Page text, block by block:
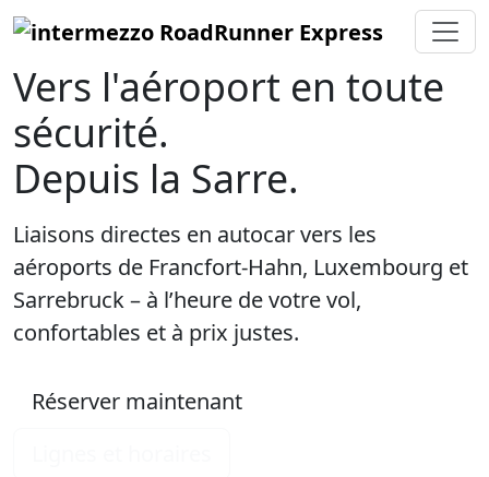
Vers l'aéroport en toute
sécurité.
Depuis la Sarre.
Liaisons directes en autocar vers les
aéroports de Francfort-Hahn, Luxembourg et
Sarrebruck– à l’heure de votre vol,
confortables et à prix justes.
Réserver maintenant